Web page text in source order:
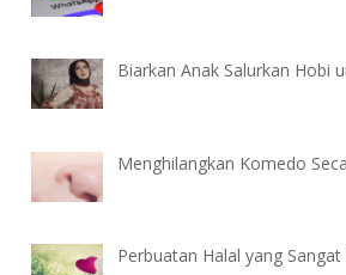
Biarkan Anak Salurkan Hobi
Menghilangkan Komedo
Perbuatan Halal yang